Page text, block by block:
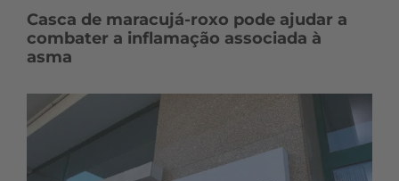
Casca de maracujá-roxo pode ajudar a
combater a inflamação associada à
asma